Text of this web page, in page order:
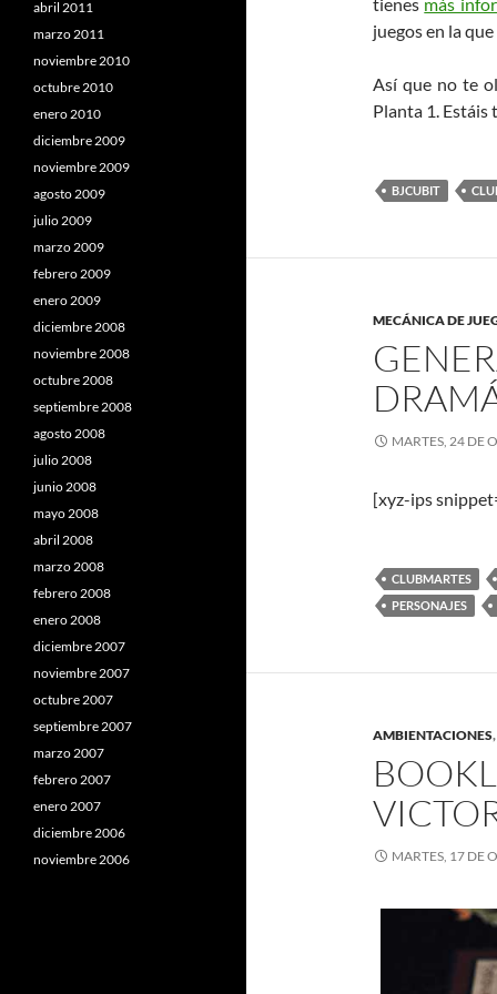
juegos en la
Así que no te
Planta 1.
BJCUBIT
MECÁNICA DE
MARTES, 24 DE
[xyz-ips
CLUBMARTES
PERSONAJES
AMBIENTACIONES,
MARTES, 17 DE
abril 2011
marzo 2011
noviembre 2010
octubre 2010
enero 2010
diciembre 2009
noviembre 2009
agosto 2009
julio 2009
marzo 2009
febrero 2009
enero 2009
diciembre 2008
noviembre 2008
octubre 2008
septiembre 2008
agosto 2008
julio 2008
junio 2008
mayo 2008
abril 2008
marzo 2008
febrero 2008
enero 2008
diciembre 2007
noviembre 2007
octubre 2007
septiembre 2007
marzo 2007
febrero 2007
enero 2007
diciembre 2006
noviembre 2006